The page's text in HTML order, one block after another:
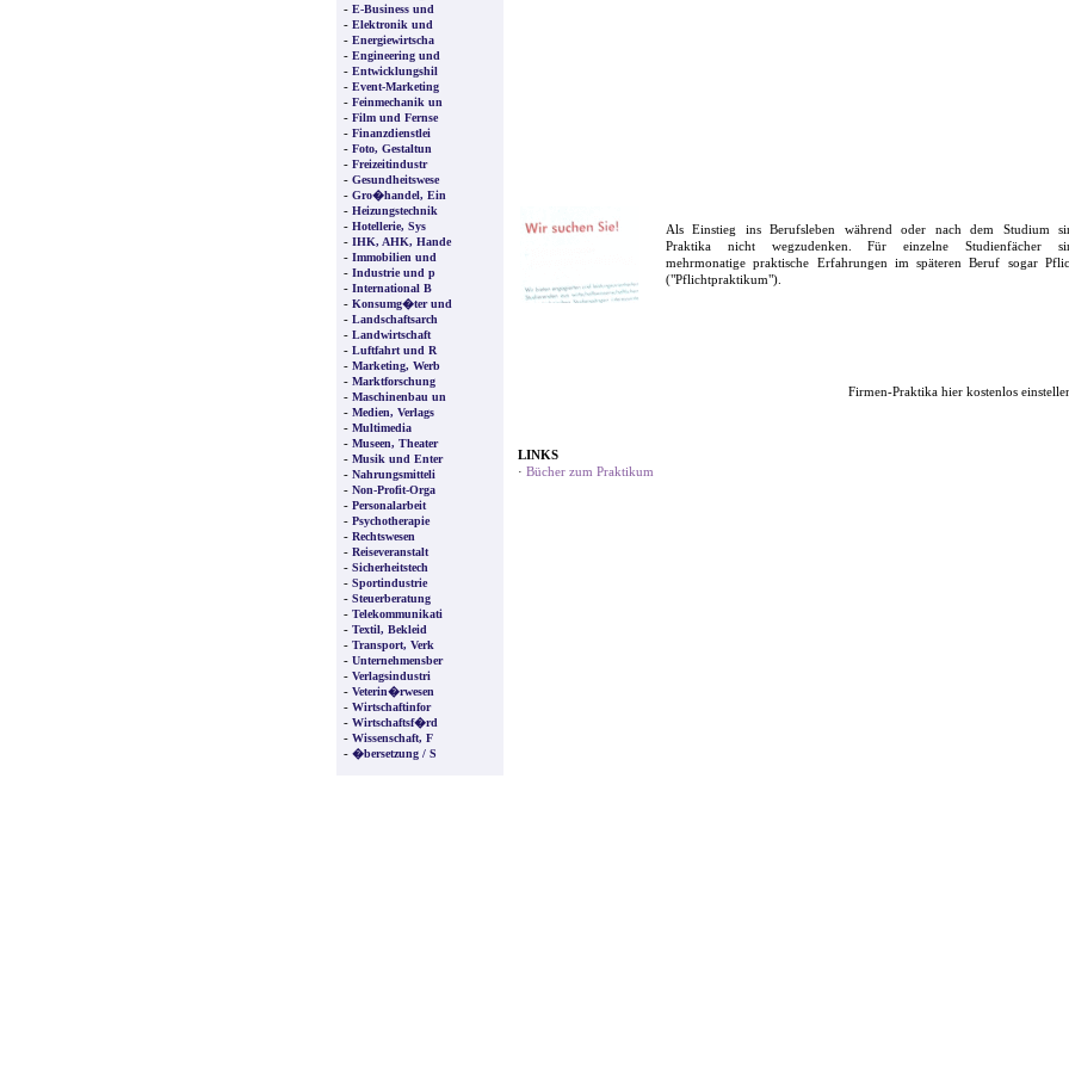
- E-Business und
- Elektronik und
- Energiewirtscha
- Engineering und
- Entwicklungshil
- Event-Marketing
- Feinmechanik un
- Film und Fernse
- Finanzdienstlei
- Foto, Gestaltun
- Freizeitindustr
- Gesundheitswese
- Gro�handel, Ein
- Heizungstechnik
- Hotellerie, Sys
- IHK, AHK, Hande
- Immobilien und
- Industrie und p
- International B
- Konsumg�ter und
- Landschaftsarch
- Landwirtschaft
- Luftfahrt und R
- Marketing, Werb
- Marktforschung
- Maschinenbau un
- Medien, Verlags
- Multimedia
- Museen, Theater
- Musik und Enter
- Nahrungsmitteli
- Non-Profit-Orga
- Personalarbeit
- Psychotherapie
- Rechtswesen
- Reiseveranstalt
- Sicherheitstech
- Sportindustrie
- Steuerberatung
- Telekommunikati
- Textil, Bekleid
- Transport, Verk
- Unternehmensber
- Verlagsindustri
- Veterin�rwesen
- Wirtschaftinfor
- Wirtschaftsf�rd
- Wissenschaft, F
- �bersetzung / S
Als Einstieg ins Berufsleben während oder nach dem Studium
Praktika nicht wegzudenken. Für einzelne Studienfächer
mehrmonatige praktische Erfahrungen im späteren Beruf sogar
("Pflichtpraktikum").
Firmen-Praktika hier kostenlos
LINKS
· Bücher zum Praktikum